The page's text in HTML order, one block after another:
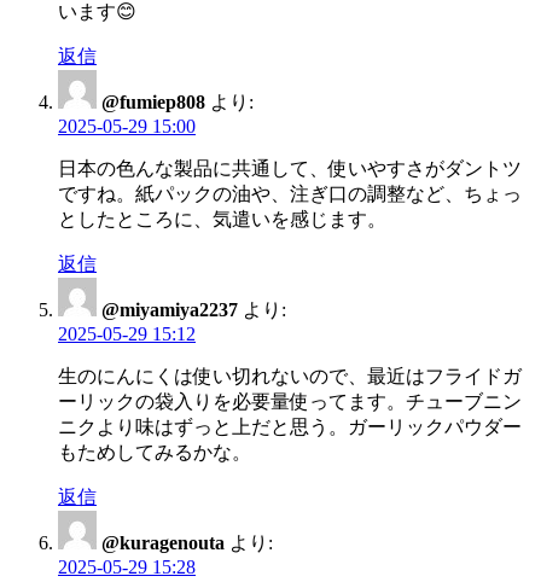
います😊
返信
@fumiep808 より:
2025-05-29 15:00
日本の色んな製品に共通して、使いやすさがダントツ
ですね。紙パックの油や、注ぎ口の調整など、ちょっ
としたところに、気遣いを感じます。
返信
@miyamiya2237 より:
2025-05-29 15:12
生のにんにくは使い切れないので、最近はフライドガ
ーリックの袋入りを必要量使ってます。チューブニン
ニクより味はずっと上だと思う。ガーリックパウダー
もためしてみるかな。
返信
@kuragenouta より:
2025-05-29 15:28